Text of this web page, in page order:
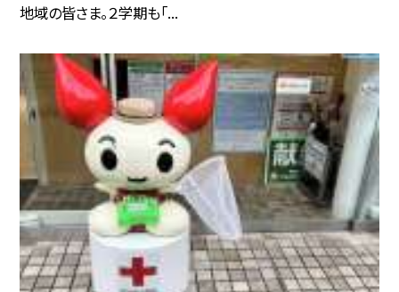
地域の皆さま。２学期も「...